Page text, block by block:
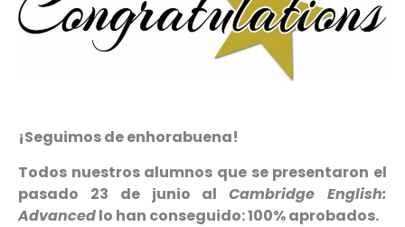
¡Seguimos de enhorabuena!
Todos nuestros alumnos que se presentaron el
pasado 23 de junio alCambridge English:
Advancedlo han conseguido: 100% aprobados.